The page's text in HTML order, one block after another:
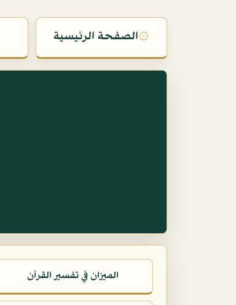
۞الصفحة الرئيسية
الميزان في تفسير القرآن